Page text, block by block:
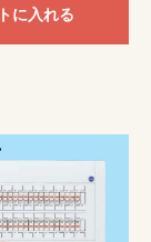
に入れる